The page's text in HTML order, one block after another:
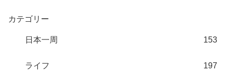
カテゴリー
日本一周 153
ライフ 197